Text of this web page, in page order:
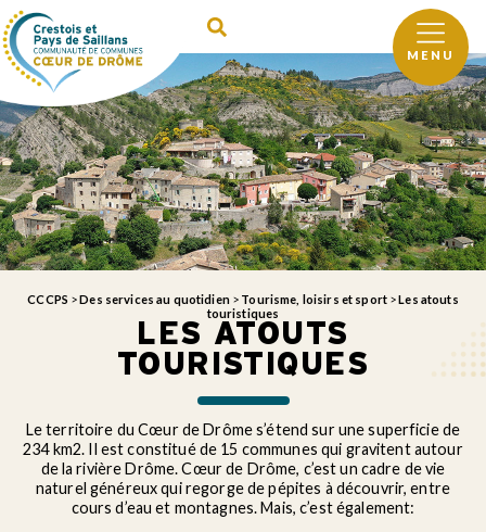
MENU
CCCPS >Des services au quotidien> Tourisme, loisirs et sport>Les atouts
touristiques
LES ATOUTS
TOURISTIQUES
Le territoire du Cœur de Drôme s’étend sur une superficie de
234 km2. Il est constitué de 15 communes qui gravitent autour
de la rivière Drôme. Cœur de Drôme, c’est un cadre de vie
naturel généreux qui regorge de pépites à découvrir, entre
cours d’eau et montagnes. Mais, c’est également: